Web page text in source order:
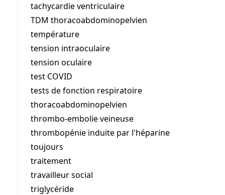
tachycardie ventriculaire
TDM thoracoabdominopelvien
température
tension intraoculaire
tension oculaire
test COVID
tests de fonction respiratoire
thoracoabdominopelvien
thrombo-embolie veineuse
thrombopénie induite par l'héparine
toujours
traitement
travailleur social
triglycéride